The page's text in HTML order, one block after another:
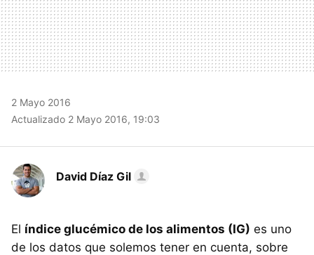
2 Mayo 2016
Actualizado 2 Mayo 2016, 19:03
David Díaz Gil
El índice glucémico de los alimentos (IG) es uno
de los datos que solemos tener en cuenta, sobre